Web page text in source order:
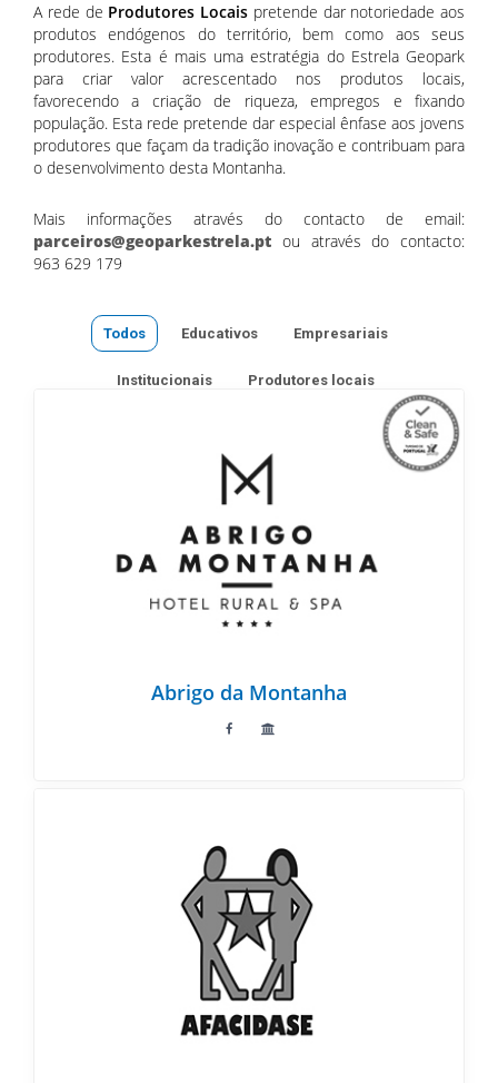
A rede de Produtores Locais pretende dar notoriedade aos
produtos endógenos do território, bem como aos seus
produtores. Esta é mais uma estratégia do Estrela Geopark
para criar valor acrescentado nos produtos locais,
favorecendo a criação de riqueza, empregos e fixando
população. Esta rede pretende dar especial ênfase aos jovens
produtores que façam da tradição inovação e contribuam para
o desenvolvimento desta Montanha.
Mais informações através do contacto de email:
parceiros@geoparkestrela.pt ou através do contacto:
963 629 179
Todos Educativos Empresariais
Institucionais Produtores locais
Abrigo da Montanha